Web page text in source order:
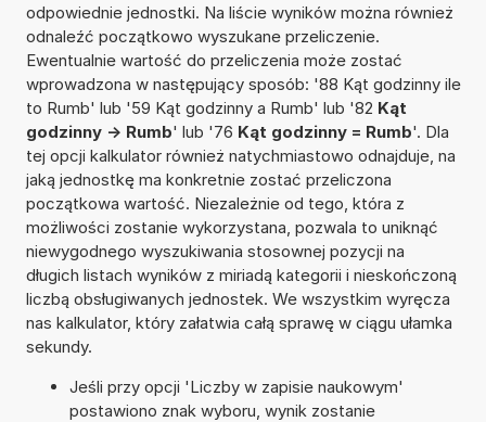
odpowiednie jednostki. Na liście wyników można również
odnaleźć początkowo wyszukane przeliczenie.
Ewentualnie wartość do przeliczenia może zostać
wprowadzona w następujący sposób: '88 Kąt godzinny ile
to Rumb' lub '59 Kąt godzinny a Rumb' lub '82 Kąt
godzinny -> Rumb' lub '76 Kąt godzinny = Rumb'. Dla
tej opcji kalkulator również natychmiastowo odnajduje, na
jaką jednostkę ma konkretnie zostać przeliczona
początkowa wartość. Niezależnie od tego, która z
możliwości zostanie wykorzystana, pozwala to uniknąć
niewygodnego wyszukiwania stosownej pozycji na
długich listach wyników z miriadą kategorii i nieskończoną
liczbą obsługiwanych jednostek. We wszystkim wyręcza
nas kalkulator, który załatwia całą sprawę w ciągu ułamka
sekundy.
Jeśli przy opcji 'Liczby w zapisie naukowym'
postawiono znak wyboru, wynik zostanie